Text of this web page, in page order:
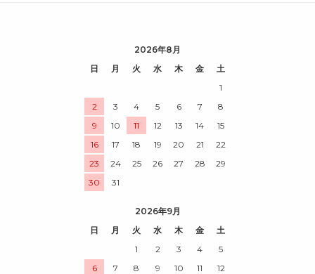
2026年8月
日
月 火 水 木 金
土
1
2
3 4 5 6 7
8
9
10 11 12 13 14
15
16
17 18 19 20 21
22
23
24 25 26 27 28
29
30
31
2026年9月
日
月 火 水 木 金
土
1
2 3 4
5
6
7 8 9 10 11
12